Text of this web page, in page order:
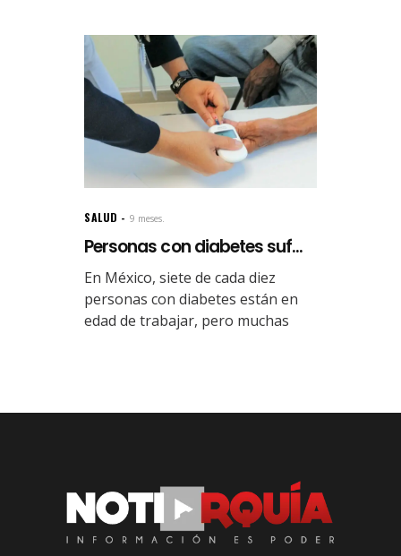
SALUD 9 meses.
Personas con diabetes suf...
En México, siete de cada diez
personas con diabetes están en
edad de trabajar, pero muchas